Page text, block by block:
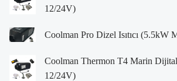
12/24V)
Coolman Pro Dizel Isıtıcı (5.5kW
Coolman Thermon T4 Marin Dijital
12/24V)